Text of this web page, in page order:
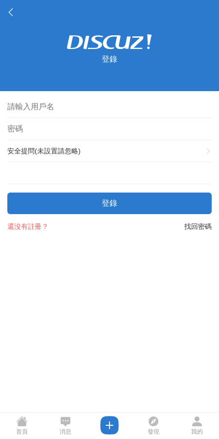
登錄
安全提問(未設置請忽略)
登錄
找回密碼
還沒有註冊？
首頁 消息 發現 我的